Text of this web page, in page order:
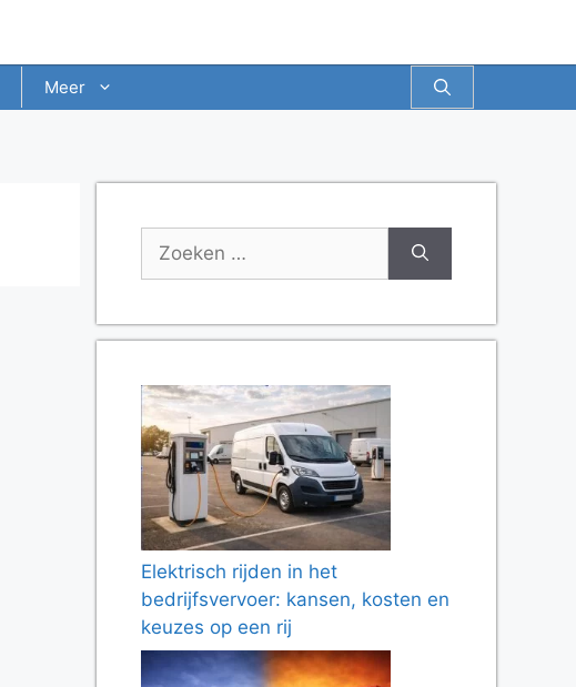
Meer
naar:
Elektrisch rijden in het
bedrijfsvervoer: kansen, kosten en
keuzes op een rij